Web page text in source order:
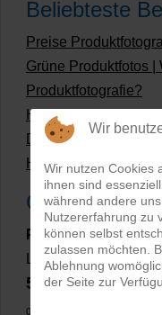
Beliebteste
Preise
Grüne Produktfotos
Produktfotografie?
Hollow Man
Dateiformate und
Hollowman und
Google
PRO-ducto GmbH,
Lichtenau
5,0⭐⭐⭐⭐⭐bei144
02.01.2026)
Wir
Wir nutzen Cookies
ihnen sind
während andere
Nutzererfahrung zu
können selbst
zulassen möchten.
Ablehnung
der Seite zur